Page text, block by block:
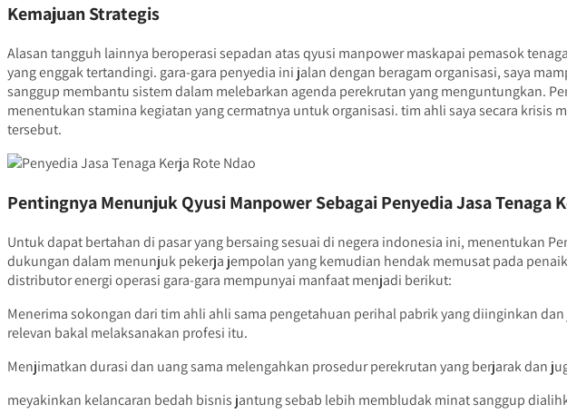
Kemajuan Strategis
Alasan tangguh lainnya beroperasi sepadan atas qyusi manpower maskapai pemasok
yang enggak tertandingi. gara-gara penyedia ini jalan dengan beragam organisasi, saya
sanggup membantu sistem dalam melebarkan agenda perekrutan yang menguntungkan.
menentukan stamina kegiatan yang cermatnya untuk organisasi. tim ahli saya secara
tersebut.
Pentingnya Menunjuk Qyusi Manpower Sebagai Penyedia Jasa Tenaga
Untuk dapat bertahan di pasar yang bersaing sesuai di negera indonesia ini, menentukan
dukungan dalam menunjuk pekerja jempolan yang kemudian hendak memusat pada
distributor energi operasi gara-gara mempunyai manfaat menjadi berikut:
Menerima sokongan dari tim ahli ahli sama pengetahuan perihal pabrik yang diinginkan
relevan bakal melaksanakan profesi itu.
Menjimatkan durasi dan uang sama melengahkan prosedur perekrutan yang berjarak dan
meyakinkan kelancaran bedah bisnis jantung sebab lebih membludak minat sanggup